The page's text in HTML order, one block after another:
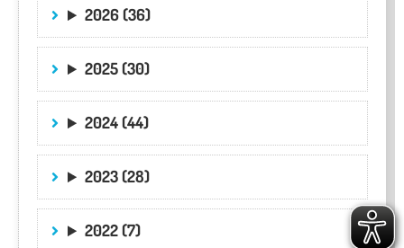
2026 (36)
2025 (30)
2024 (44)
2023 (28)
2022 (7)